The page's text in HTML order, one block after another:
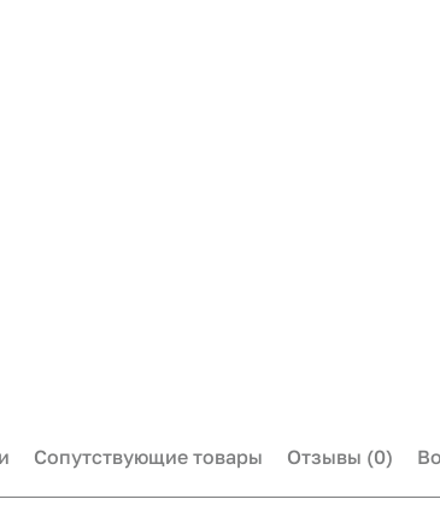
Сопутствующие товары Отзывы (0)